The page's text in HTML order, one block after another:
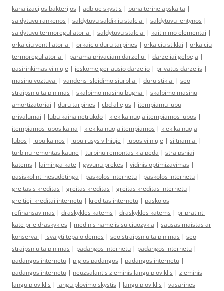
kanalizacijos bakterijos | adblue skystis | buhalterine apskaita |
saldytuvu rankenos | saldytuvu saldikliu stalciai | saldytuvu lentynos |
saldytuvu termoreguliatoriai | saldytuvu stalciai | kaitinimo elementai |
orkaiciu ventiliatoriai | orkaiciu duru tarpines | orkaiciu stiklai | orkaiciu
termoreguliatoriai | parama privaciam darzeliui | darzeliai gelbeja |
pasirinkimas vilniuje | ieskome geriausio darzelio | privatus darzelis |
masinu voztuvai | vandens isleidimo siurbliai | duru stiklai | seo
straipsniu talpinimas | skalbimo masinu bugnai | skalbimo masinu
amortizatoriai | duru tarpines | cbd aliejus | itempiamu lubu
privalumai | lubu kaina netrukdo | kiek kainuoja itempiamos lubos |
itempiamos lubos kaina | kiek kainuoja itempiamos | kiek kainuoja
lubos | lubu kainos | lubu rusys vilniuje | lubos vilniuje | siltnamiai |
turbinu remontas kaune | turbinu remontas klaipeda | straipsniai
katems | laiminga kate | gyvunu prekes | vidinis optimizavimas |
pasiskolinti nesudėtinga | paskolos internetu | paskolos internetu |
greitasis kreditas | greitas kreditas | greitas kreditas internetu |
greitieji kreditai internetu | kreditas internetu | paskolos
refinansavimas | draskykles katems | draskykles katems | pripratinti
kate prie draskykles | medinis namelis su ciuozykla | sausas maistas ar
konservai | isvalyti tepalo demes | seo straipsniu talpinimas | seo
straipsniu talpinimas | padangos internetu | padangos internetu |
padangos internetu | pigios padangos | padangos internetu |
padangos internetu | neuzsalantis zieminis langu ploviklis | zieminis
langu ploviklis | langu plovimo skystis | langu ploviklis | vasarines